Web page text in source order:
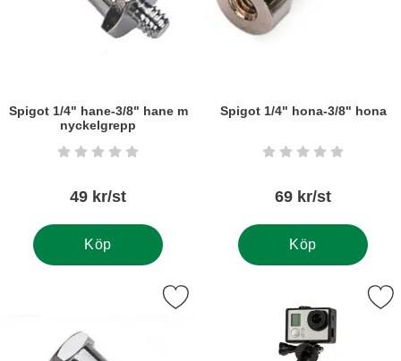
Spigot 1/4" hane-3/8" hane m
nyckelgrepp
Art. nr5744 Betyg: 0 stjärnor av 5
49 kr/st
Köp
Spigot 1/4" hona-3/8" hona
Art. nr5746 Betyg: 0 stjärnor
69 kr/st
Köp
spigot 1/4" hona-3/8" hona m nyckelgrepp som favorit
Markera stativ för självporträtt,